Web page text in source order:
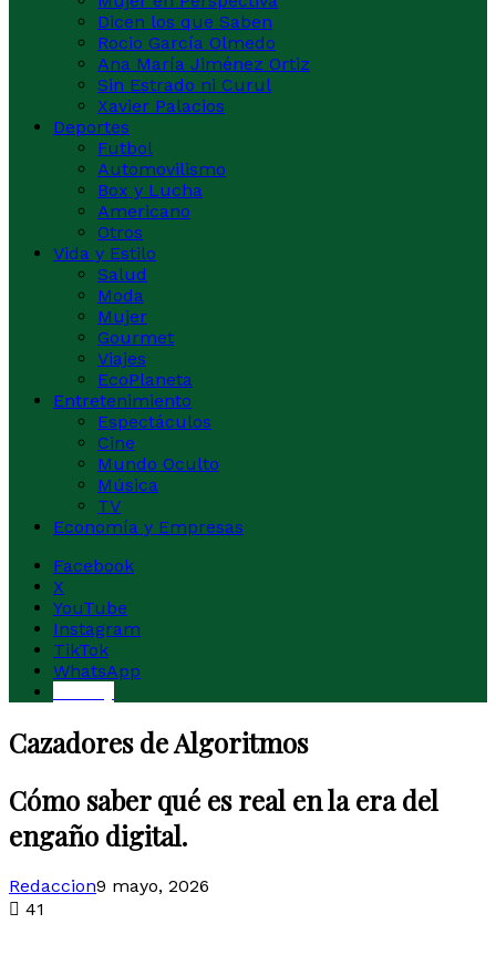
Dicen los que Saben
Rocio García Olmedo
Ana María Jiménez Ortiz
Sin Estrado ni Curul
Xavier Palacios
Deportes
Futbol
Automovilismo
Box y Lucha
Americano
Otros
Vida y Estilo
Salud
Moda
Mujer
Gourmet
Viajes
EcoPlaneta
Entretenimiento
Espectáculos
Cine
Mundo Oculto
Música
TV
Economía y Empresas
Facebook
X
YouTube
Instagram
TikTok
WhatsApp
Cazadores de Algoritmos
Cómo saber qué es real en la era del
engaño digital.
Redaccion9 mayo, 2026
41